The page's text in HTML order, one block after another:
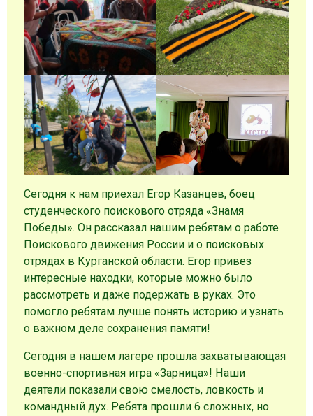
Сегодня к нам приехал Егор Казанцев, боец
студенческого поискового отряда «Знамя
Победы». Он рассказал нашим ребятам о работе
Поискового движения России и о поисковых
отрядах в Курганской области. Егор привез
интересные находки, которые можно было
рассмотреть и даже подержать в руках. Это
помогло ребятам лучше понять историю и узнать
о важном деле сохранения памяти!
Сегодня в нашем лагере прошла захватывающая
военно-спортивная игра «Зарница»! Наши
деятели показали свою смелость, ловкость и
командный дух. Ребята прошли 6 сложных, но